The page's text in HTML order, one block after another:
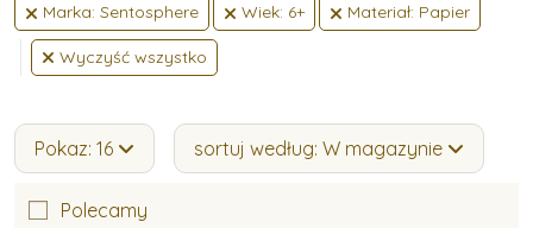
Marka: Sentosphere Wiek: 6+ Materiał: Papier
Wyczyść wszystko
Pokaz: 16 sortuj według: W magazynie
Polecamy